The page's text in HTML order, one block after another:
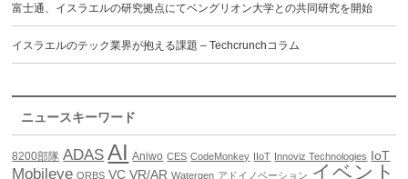
富士通、イスラエルの研究拠点にてベングリオン大学との共同研究を開始
イスラエルのテック業界が抱える課題 – Techcrunchコラム
ニュースキーワード
8200部隊 ADAS AI Aniwo CES CodeMonkey IIoT Innoviz Technologies IoT
Mobileye ORBS VC VR/AR Watergen アドイノベーション イベント